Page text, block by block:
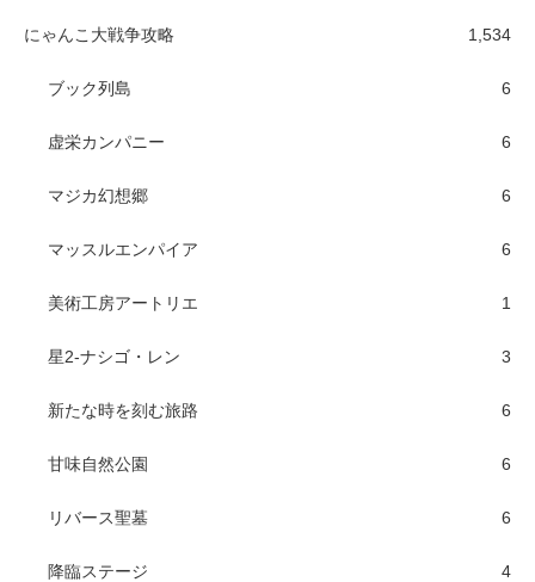
にゃんこ大戦争攻略 1,534
ブック列島 6
虚栄カンパニー 6
マジカ幻想郷 6
マッスルエンパイア 6
美術工房アートリエ 1
星2-ナシゴ・レン 3
新たな時を刻む旅路 6
甘味自然公園 6
リバース聖墓 6
降臨ステージ 4